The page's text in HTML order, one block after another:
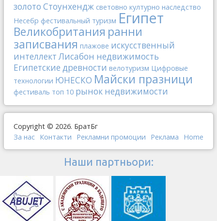
золото Стоунхендж световно културно наследство
Несебр фестивальный туризм Египет
Великобритания ранни
записвания плажове искусственный
интеллект Лисабон недвижимость
Египетские древности велотуризм Цифровые
технологии ЮНЕСКО Майски празници
фестиваль топ 10 рынок недвижимости
Copyright © 2026. БратБг
За нас Контакти Рекламни промоции Реклама Home
Наши партньори: